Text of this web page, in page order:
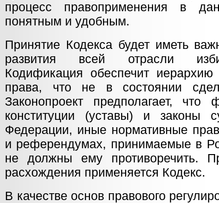
процесс правоприменения в
понятным и удобным.
Принятие Кодекса будет иметь
развития всей отрасли
Кодификация обеспечит иерархию
права, что не в состоянии
Законопроект предполагает, что
конституции (уставы) и законы
Федерации, иные нормативные
и референдумах, принимаемые в
не должны ему противоречить.
расхождения применяется Кодекс.
В качестве основ правового